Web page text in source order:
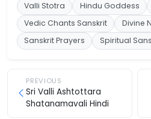
Valli Stotra
Hindu Goddess
Vedic Chants Sanskrit
Divine
Sanskrit Prayers
Spiritual
PREVIOUS
Sri Valli Ashtottara
Shatanamavali Hindi